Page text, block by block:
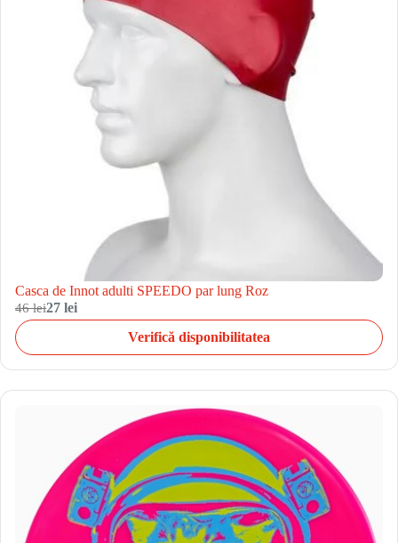
Casca de Innot adulti SPEEDO par lung Roz
46 lei27 lei
Verifică disponibilitatea